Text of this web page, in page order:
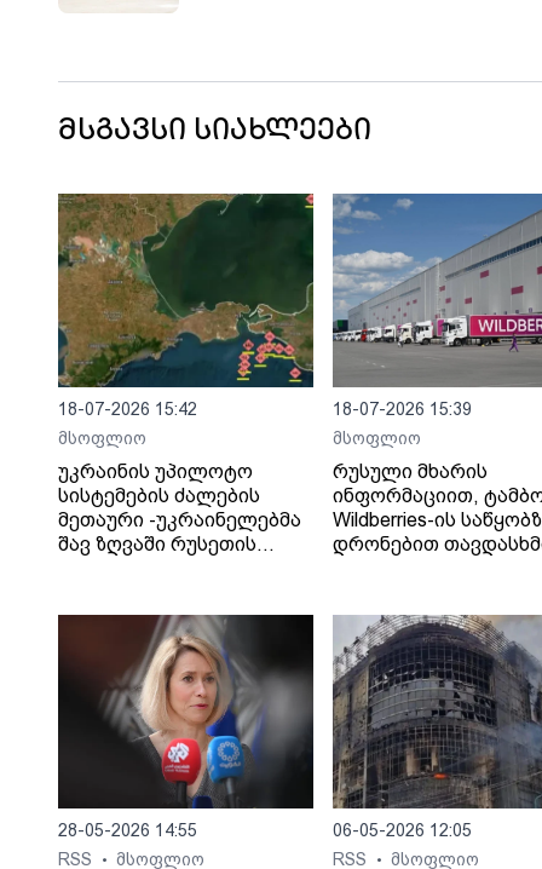
მსგავსი სიახლეები
18-07-2026 15:42
მსოფლიო
უკრაინის უპილოტო
სისტემების ძალების
მეთაური -უკრაინელებმა
შავ ზღვაში რუსეთის
18-07-2026 15:39
მსოფლიო
რუსული მხარის
ინფორმაციით,
Wildberries-ის
დრონებით
28-05-2026 14:55
RSS
• მსოფლიო
06-05-2026 12:05
RSS
• მსოფლიო